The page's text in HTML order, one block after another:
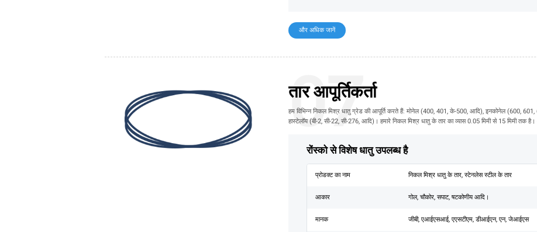
और अधिक जानें
07
तार आपूर्तिकर्ता
हम विभिन्न निकल मिश्र धातु ग्रेड की आपूर्ति करते हैं: मोनेल (400, 401, के-500, आदि), इनकोनेल (600,
हास्टेलॉय (बी-2, सी-22, सी-276, आदि)। हमारे निकल मिश्र धातु के तार का व्यास 0.05 मिमी से 15 मिमी तक
रोंस्को से विशेष धातु उपलब्ध है
प्रोडक्ट का नाम निकल मिश्र धातु के तार, स्टेनलेस स्टील के तार
आकार गोल, चौकोर, सपाट, षटकोणीय आदि।
मानक जीबी, एआईएसआई, एएसटीएम, डीआईएन, एन, जेआईएस